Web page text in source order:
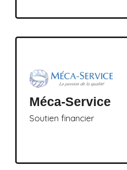
Méca-Service
Soutien financier